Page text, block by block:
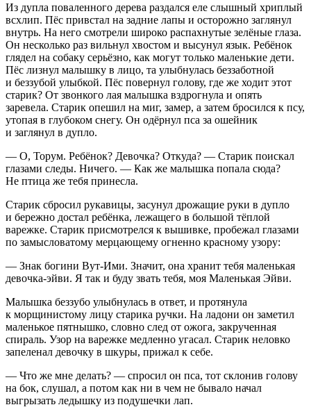
Из дупла поваленного дерева раздался еле слышный хриплый
всхлип. Пёс привстал на задние лапы и осторожно заглянул
внутрь. На него смотрели широко распахнутые зелёные глаза.
Он несколько раз вильнул хвостом и высунул язык. Ребёнок
глядел на собаку серьёзно, как могут только маленькие дети.
Пёс лизнул малышку в лицо, та улыбнулась беззаботной
и беззубой улыбкой. Пёс повернул голову, где же ходит этот
старик? От звонкого лая малышка вздрогнула и опять
заревела. Старик опешил на миг, замер, а затем бросился к псу,
утопая в глубоком снегу. Он одёрнул пса за ошейник
и заглянул в дупло.
— О, Торум. Ребёнок? Девочка? Откуда? — Старик поискал
глазами следы. Ничего. — Как же малышка попала сюда?
Не птица же тебя принесла.
Старик сбросил рукавицы, засунул дрожащие руки в дупло
и бережно достал ребёнка, лежащего в большой тёплой
варежке. Старик присмотрелся к вышивке, пробежал глазами
по замысловатому мерцающему огненно красному узору:
— Знак богини Вут-Ими. Значит, она хранит тебя маленькая
девочка-эйви. Я так и буду звать тебя, моя Маленькая Эйви.
Малышка беззубо улыбнулась в ответ, и протянула
к морщинистому лицу старика ручки. На ладони он заметил
маленькое пятнышко, словно след от ожога, закрученная
спираль. Узор на варежке медленно угасал. Старик неловко
запеленал девочку в шкуры, прижал к себе.
— Что же мне делать? — спросил он пса, тот склонив голову
на бок, слушал, а потом как ни в чем не бывало начал
выгрызать ледышку из подушечки лап.